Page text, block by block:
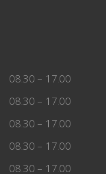
08.30 – 17.00
08.30 – 17.00
08.30 – 17.00
08.30 – 17.00
08.30 – 17.00